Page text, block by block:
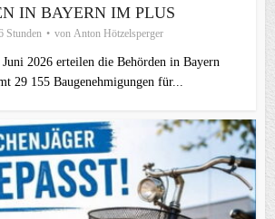
IN BAYERN IM PLUS
Stunden von Anton Hötzelsperger
Juni 2026 erteilen die Behörden in Bayern
29 155 Baugenehmigungen für...